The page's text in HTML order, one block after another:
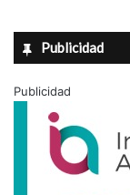
Publicidad
Publicidad